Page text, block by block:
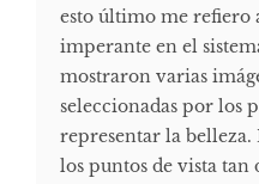
esto último me refiero
imperante en el
mostraron varias
seleccionadas por los
representar la
los puntos de vista